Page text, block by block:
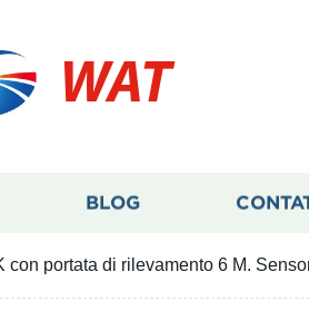
WAT
BLOG
portata di rilevamento 6 M.